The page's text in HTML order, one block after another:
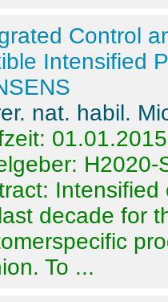
Control
Intensified
nat. habil.
H2020-
Intensified
decade for
To ...